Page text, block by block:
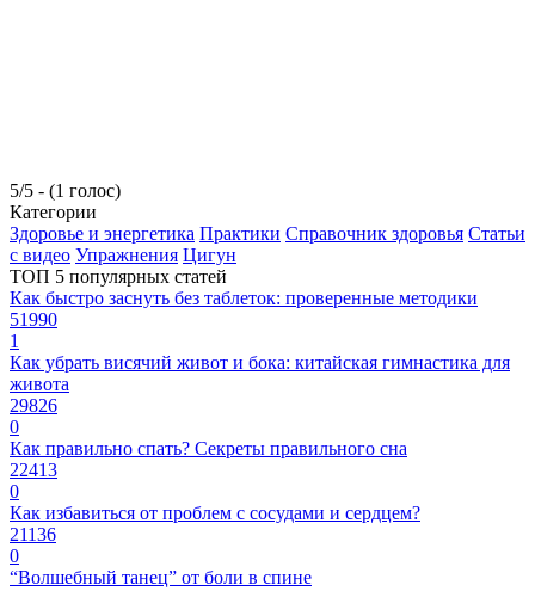
5/5 - (1 голос)
Категории
Здоровье и энергетика Практики Справочник здоровья Статьи
с видео Упражнения Цигун
ТОП 5 популярных статей
Как быстро заснуть без таблеток: проверенные методики
51990
1
Как убрать висячий живот и бока: китайская гимнастика для
живота
29826
0
Как правильно спать? Секреты правильного сна
22413
0
Как избавиться от проблем с сосудами и сердцем?
21136
0
“Волшебный танец” от боли в спине